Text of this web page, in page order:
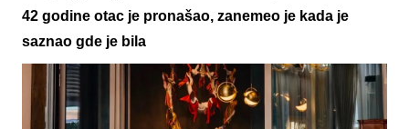
42 godine otac je pronašao, zanemeo je kada je
saznao gde je bila